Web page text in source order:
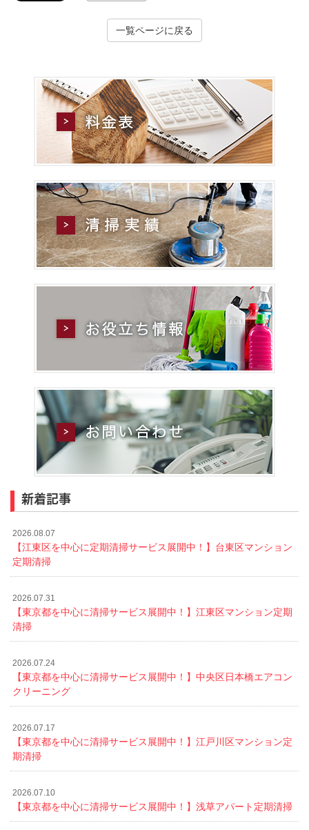
一覧ページに戻る
新着記事
2026.08.07
【江東区を中心に定期清掃サービス展開中！】台東区マンション
定期清掃
2026.07.31
【東京都を中心に清掃サービス展開中！】江東区マンション定期
清掃
2026.07.24
【東京都を中心に清掃サービス展開中！】中央区日本橋エアコン
クリーニング
2026.07.17
【東京都を中心に清掃サービス展開中！】江戸川区マンション定
期清掃
2026.07.10
【東京都を中心に清掃サービス展開中！】浅草アパート定期清掃